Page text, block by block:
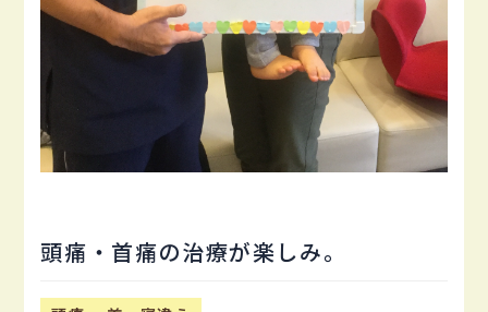
頭痛・首痛の治療が楽しみ。